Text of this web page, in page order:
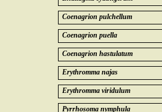
Coenagrion pulchellum
Coenagrion puella
Coenagrion hastulatum
Erythromma najas
Erythromma viridulum
Pyrrhosoma nymphula